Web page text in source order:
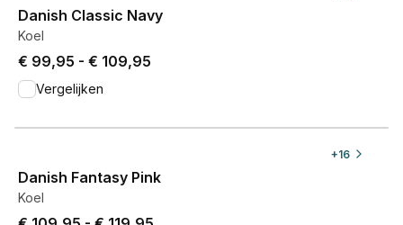
Danish Classic Navy
Koel
Price from € 99,95 to € 109,95.
€ 99,95 - € 109,95
Vergelijken
+16
Danish Fantasy Pink
Koel